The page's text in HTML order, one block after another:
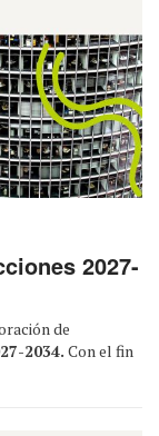
2027-
de
2034. Con el fin